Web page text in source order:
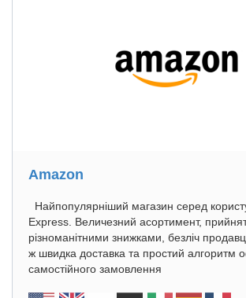
Amazon
Найпопулярніший магазин серед
Express. Величезний асортимент,
різноманітними знижками, безліч
ж швидка доставка та простий алгоритм
самостійного замовлення